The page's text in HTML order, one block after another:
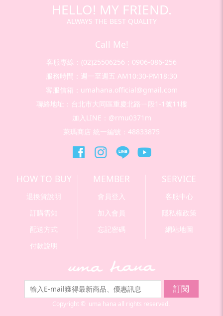
HELLO! MY FRIEND.
ALWAYS THE BEST QUALITY
Call Me!
客服專線：(02)25506256；0906-086-256
服務時間：週一至週五 AM10:30-PM18:30
客服信箱：umahana.official@gmail.com
聯絡地址：台北市大同區重慶北路ㄧ段1-1號11樓
加入LINE：@rmu0371m
萊瑪商店 統一編號：48833875
HOW TO BUY
退換貨說明
訂購需知
配送方式
付款說明
MEMBER
會員登入
加入會員
忘記密碼
SERVICE
客服中心
隱私權政策
網站地圖
訂閱
Copyright © uma hana all rights reserved.